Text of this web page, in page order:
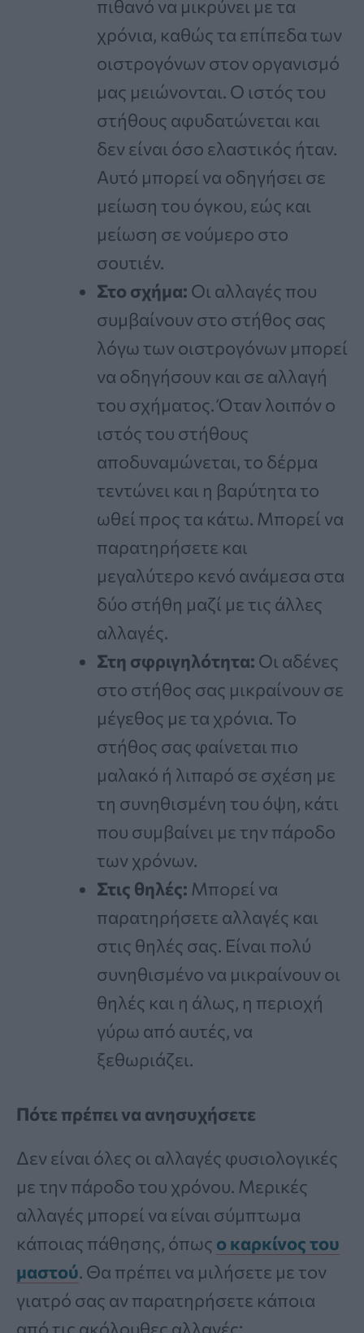
πιθανό να μικρύνει με τα
χρόνια, καθώς τα επίπεδα των
οιστρογόνων στον οργανισμό
μας μειώνονται. Ο ιστός του
στήθους αφυδατώνεται και
δεν είναι όσο ελαστικός ήταν.
Αυτό μπορεί να οδηγήσει σε
μείωση του όγκου, εώς και
μείωση σε νούμερο στο
σουτιέν.
Στο σχήμα: Οι αλλαγές που
συμβαίνουν στο στήθος σας
λόγω των οιστρογόνων μπορεί
να οδηγήσουν και σε αλλαγή
του σχήματος. Όταν λοιπόν ο
ιστός του στήθους
αποδυναμώνεται, το δέρμα
τεντώνει και η βαρύτητα το
ωθεί προς τα κάτω. Μπορεί να
παρατηρήσετε και
μεγαλύτερο κενό ανάμεσα στα
δύο στήθη μαζί με τις άλλες
αλλαγές.
Στη σφριγηλότητα: Οι αδένες
στο στήθος σας μικραίνουν σε
μέγεθος με τα χρόνια. Το
στήθος σας φαίνεται πιο
μαλακό ή λιπαρό σε σχέση με
τη συνηθισμένη του όψη, κάτι
που συμβαίνει με την πάροδο
των χρόνων.
Στις θηλές: Μπορεί να
παρατηρήσετε αλλαγές και
στις θηλές σας. Είναι πολύ
συνηθισμένο να μικραίνουν οι
θηλές και η άλως, η περιοχή
γύρω από αυτές, να
ξεθωριάζει.
Πότε πρέπει να ανησυχήσετε
Δεν είναι όλες οι αλλαγές φυσιολογικές
με την πάροδο του χρόνου. Μερικές
αλλαγές μπορεί να είναι σύμπτωμα
κάποιας πάθησης, όπως ο καρκίνος του
μαστού. Θα πρέπει να μιλήσετε με τον
γιατρό σας αν παρατηρήσετε κάποια